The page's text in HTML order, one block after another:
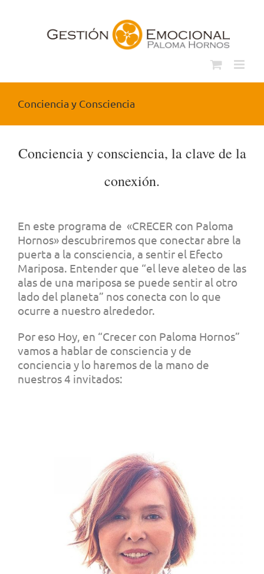
Conciencia y Consciencia
Conciencia y consciencia, la clave de la
conexión.
En este programa de «CRECER con Paloma
Hornos» descubriremos que conectar abre la
puerta a la consciencia, a sentir el Efecto
Mariposa. Entender que “el leve aleteo de las
alas de una mariposa se puede sentir al otro
lado del planeta” nos conecta con lo que
ocurre a nuestro alrededor.
Por eso Hoy, en “Crecer con Paloma Hornos”
vamos a hablar de consciencia y de
conciencia y lo haremos de la mano de
nuestros 4 invitados: